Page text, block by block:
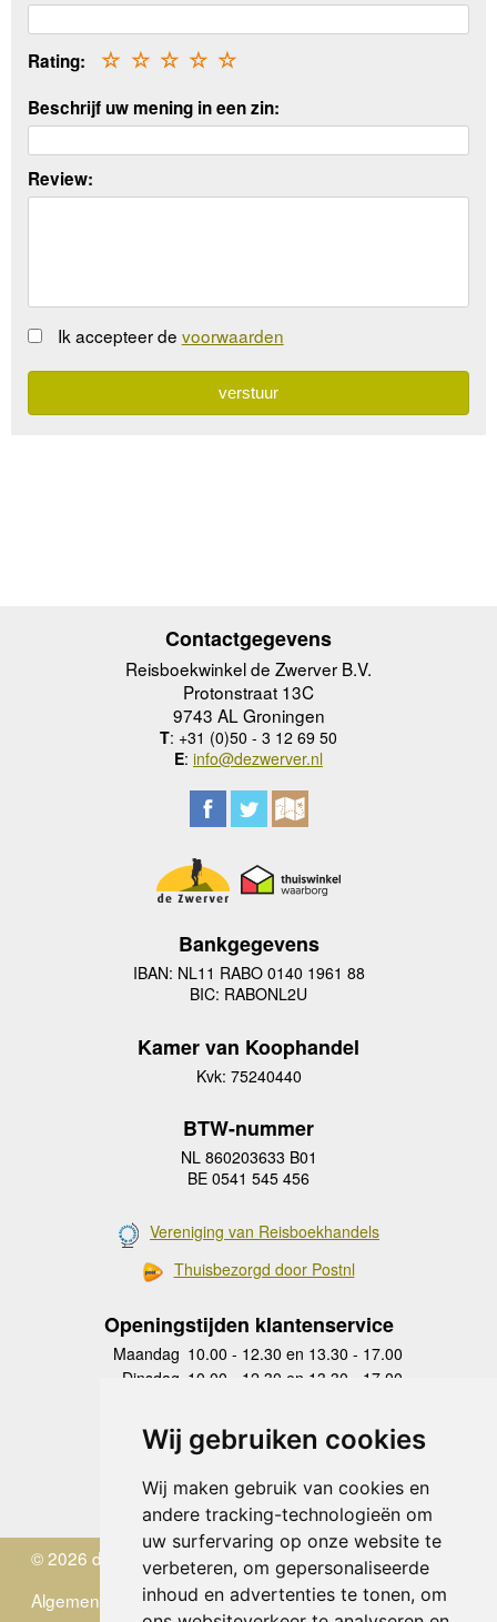
Wij gebruiken cookies
Wij maken gebruik van cookies en
andere tracking-technologieën om
uw surfervaring op onze website te
verbeteren, om gepersonaliseerde
inhoud en advertenties te tonen, om
Rating: ☆
☆
☆
☆
☆
Beschrijf uw mening in een zin:
Review:
Ik accepteer de voorwaarden
Contactgegevens
Reisboekwinkel de Zwerver B.V.
Protonstraat 13C
9743 AL Groningen
T: +31 (0)50 - 3 12 69 50
E: info@dezwerver.nl
Bankgegevens
IBAN: NL11 RABO 0140 1961 88
BIC: RABONL2U
Kamer van Koophandel
Kvk: 75240440
BTW-nummer
NL 860203633 B01
BE 0541 545 456
Vereniging van Reisboekhandels
Thuisbezorgd door Postnl
Openingstijden klantenservice
Maandag 10.00 - 12.30 en 13.30 - 17.00
Dinsdag 10.00 - 12.30 en 13.30 - 17.00
Donderdag
10.00 - 12.30 en 13.30 - 17.00
Vrijdag 10.00 - 12.30 en 13.30 - 17.00
Zaterdag
gesloten
Zondag gesloten
© 2026 de Zwerver
Algemene Voorwaarden